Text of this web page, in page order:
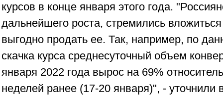
курсов в конце января этого года.
дальнейшего роста, стремились
выгодно продать ее. Так, например, по
скачка курса среднесуточный объем
января 2022 года вырос на 69%
неделей ранее (17-20 января)", - уточнили